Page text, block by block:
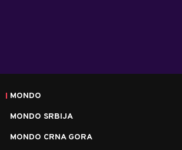
MONDO
MONDO SRBIJA
MONDO CRNA GORA